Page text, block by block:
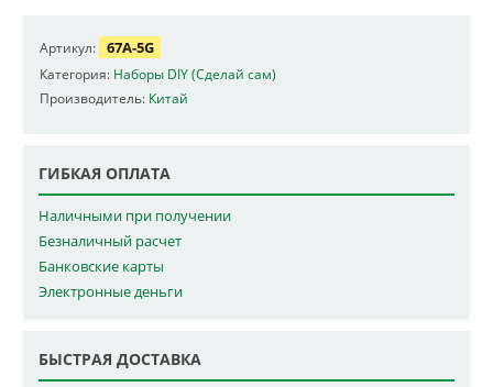
Артикул: 67A-5G
Категория: Наборы DIY (Сделай сам)
Производитель: Китай
ГИБКАЯ ОПЛАТА
Наличными при получении
Безналичный расчет
Банковские карты
Электронные деньги
БЫСТРАЯ ДОСТАВКА